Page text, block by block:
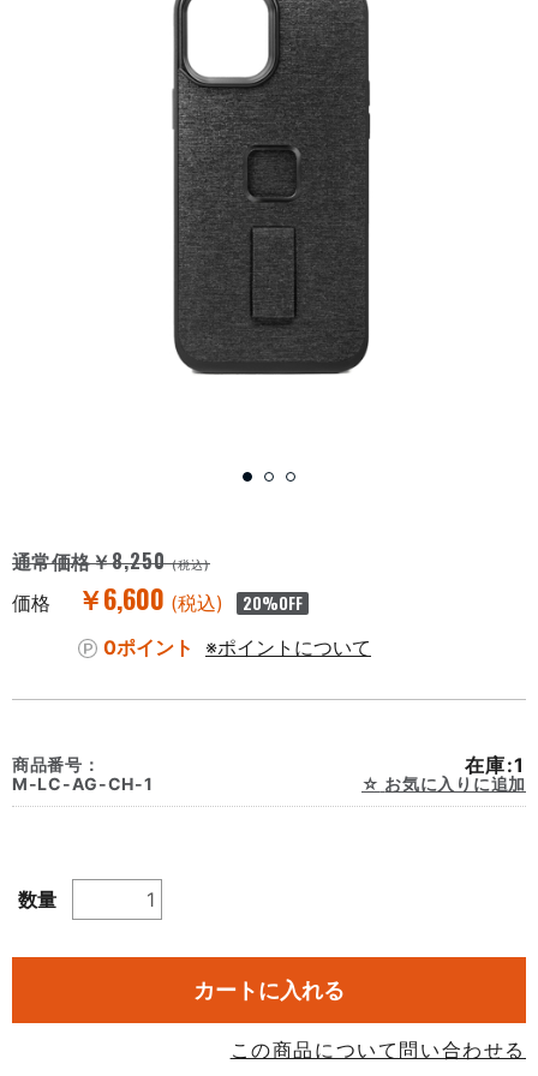
通常価格￥8,250 (税込)
価格 ￥6,600 (税込) 20%OFF
0ポイント
※ポイントについて
商品番号：
M-LC-AG-CH-1
在庫:1
お気に入りに追加
数量
カートに入れる
この商品について問い合わせる